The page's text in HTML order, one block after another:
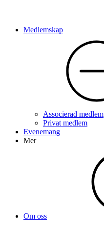
Medlemskap
Associerad medlem
Privat medlem
Evenemang
Mer
Om oss